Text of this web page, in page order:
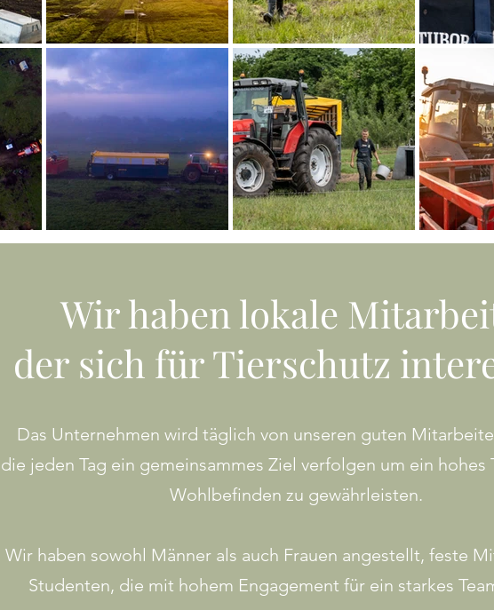
Wir haben lokale
der sich für Tierschutz
Das Unternehmen wird täglich von unseren guten
die jeden Tag ein gemeinsammes Ziel verfolgen um ein hohes
Wohlbefinden zu gewährleisten.
Wir haben sowohl Männer als auch Frauen angestellt, feste
Studenten, die mit hohem Engagement für ein starkes